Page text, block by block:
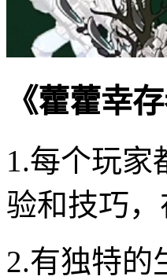
《藿藿幸
1.每个玩家
验和技巧
2.有独特的